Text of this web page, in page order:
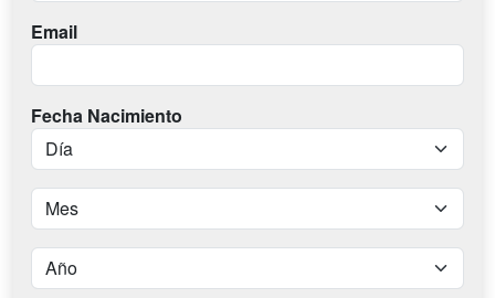
Email
Fecha Nacimiento